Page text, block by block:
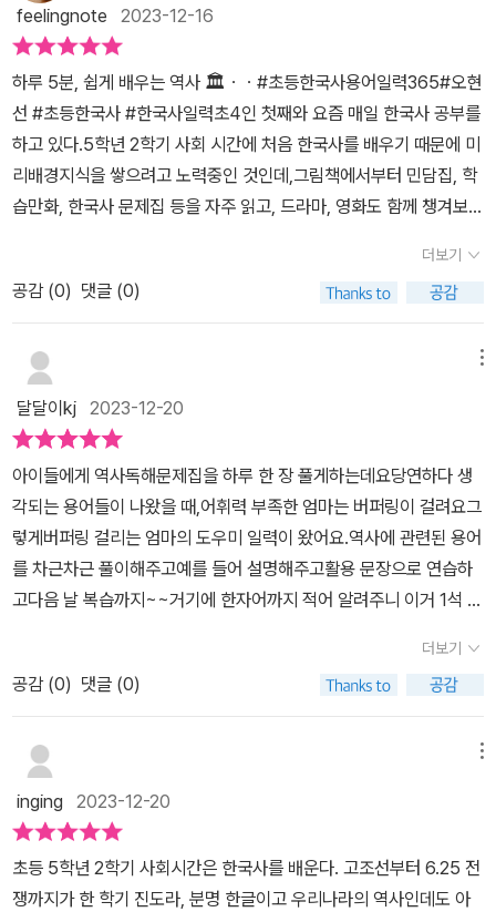
어보면 한국사의 전반적인 흐름을 알게 되는 것은 물론이고 좀 더 깊
이 있게 알게 될 것이다. 함께 들어있는 '한국사 연표'와 함께하면 한
국사의 흐름을 파악하기에 매우 용이하다. 교육부 지정 교과서 필수
용어로 한국사의 흐름을 읽어 낼 수 있기에 <초등 한국사 용어 365>
은 초등 역사 교육의 필수품이 될 것이다. 한국사를 배우기에 앞서 기
초를 탄탄히 하고 싶은 모든 분들께 추천하고 싶다. - 출판사로부터
책을 제공받아 솔직하게 작성된 서평입니다.
용어들이 정리되어 있는지 알려드릴게요.1월부터 12월까지 영양 가
득 건강한 밥상이 차려져있습니다.역사의 기초 용어와 선사시대부터
현재 대한민국까지 시대 흐름에 맞춰 담겨있어요.열두 달을 매일 한
장씩 공부하다 보면 한국사 용어가 어렵지 않게 느껴질 거예요. 기원
전 뜻을 이제야 알았어요.한국사가 저에게도 어려웠기에.. 기억나는
게 없더라고요.한국사 용어 일력을 통해 저도 함께 배워가고 있어
요. 기초 용어부터 익히고 싶다면 해당 월부터 봐도 된답니다.관심 있
는 분야 먼저 보고, 또 순서대로 봐도 된답니다.오늘부터 1일~ 지금부
터 시작하시면 됩니다. 용어 아래에는 한자가 있어 뜻을 풀이해 줍니
용탐방정보- 용어와 관련해서 탐방하기 좋은 곳.활용 문장- 용어를
어떻게 사용해야 하는지 알려줍니다. 그리고 재미있는 퀴즈! 어제 퀴
즈!어제 익힌 용어에 대한 문제가 나옵니다.전날에 익힌 용어가 바로
나오겠죠?생각나지 않을 땐 다시 앞장을 보면 됩니다. 한국사를 왜
배워야 하는지 아시나요?한국사는 우리 조상들이 살아왔던 이야기입
니다.우리가 현재 마주하는 문제, 앞으로 해결해 나가야 하는 문제를
해결하는 데도움을 주기에 중요합니다. '역사를 잊은 민족에게 미래
는 없다!'이 말을 기억하며 한국사를 알아갔으면 좋겠습니다. 초등 친
가 조금 더 편해집니다. 보면 볼수록 마음에 드는 일력입니다.매일 보
면서 한국사 용어 스며들게 하기!한국사 용어가 어려운 친구들에게
추천합니다. 부모님도 함께 보시면 더 좋겠지요?!^^ 아이들을 생각
하는 출판사!아이들을 위한 책을 펴내는 서사원 주니어 출판사의 도
서 지원으로 읽고 적은 솔직한 리뷰입니다.
feelingnote 2023-12-16
하루 5분, 쉽게 배우는 역사 🏛ㆍㆍ#초등한국사용어일력365#오현
선 #초등한국사 #한국사일력초4인 첫째와 요즘 매일 한국사 공부를
하고 있다.5학년 2학기 사회 시간에 처음 한국사를 배우기 때문에 미
리배경지식을 쌓으려고 노력중인 것인데,그림책에서부터 민담집, 학
습만화, 한국사 문제집 등을 자주 읽고, 드라마, 영화도 함께 챙겨보려
사 단원에 부담을 느끼지 않도록 하는게 목표지만, 쉽고 재미있게 접
근하는게 무엇보다 중요하단 생각이 들었다.그러나 한국사를 정~말
좋아하는 아이들이 아닌,대다수의 아이들은 어려운 용어의 장벽 앞에
크게 당황할 수밖에 없을 터.'엄마, '기원후'가 뭐야?' ''승하'는 무슨 뜻
시청하는 중이라 평소보다더 자주 역사 용어에 관한 질문을 했고,내
등에선 진땀이.. 😂📆하루 5분, 딱 1개씩! 23년차 독서 교사 라온오
쌤의 <초등 한국사 용어 일력 365>라면, 한국사 공부하는 동안 흥미
와 자신감을 갖는 데 도움이 될 것 같아서 무척 반가웠다. ☺️필수 한
국사 용어 365개가 수록된 일력으로 기초 용어,시대 용어, 한자의 뜻
과 음, 활용 예시,복습으로 풀어보는 '어제 퀴즈'의 구성이 탄탄하게
어휘를 익히게 해주었다. 눈에 쏙쏙 들어오는 선명한 색감과 글자도
마음에 들었다. 한 장씩 넘겨보는 쾌감도 일력의 매력!🔎특히 1월에
해당하는 '역사 기초 용어'들은 역사책을 읽는내내 자주 나오기에, 역
보이리란 생각이 든다.이런 좋은 일력이 루틴으로 자리잡으면 틈새시
간 활용,학습의 능률을 높여줄 것 같아서 기대감이 높다.단, 갖고싶은
일력이 자꾸 나와서 큰일이라는 점.. 🤣일력들로 쪼르르 줄세우는 와
중에 베스트로 추천드리고싶은 일력이었다!! ❤️-도서를 제공받아서
직접 읽고 주관적으로 쓴 리뷰입니다.
더보기
공감 (0) 댓글 (0)
달달이kj 2023-12-20
아이들에게 역사독해문제집을 하루 한 장 풀게하는데요당연하다 생
각되는 용어들이 나왔을 때,어휘력 부족한 엄마는 버퍼링이 걸려요그
렇게버퍼링 걸리는 엄마의 도우미 일력이 왔어요.역사에 관련된 용어
를 차근차근 풀이해주고예를 들어 설명해주고활용 문장으로 연습하
고다음 날 복습까지~~거기에 한자어까지 적어 알려주니 이거 1석 3
게 좋던데이 연표를 통해 아이들에게 선사시대부터 현재 대한민국에
이르기까지이야기 해 줄 수 있어 좋더라구요.바라옵건데🙏한국사와
더불어 세계사의 흐름도 일력으로 안될까한국사 연표 아래 세계사 연
표도 이어지면 안될까그리 생각해보며 올해는 좋은 일력에 또 좋은
일력이 더해져기분이 좋아요.아이들과 식탁에서 밥먹고 도란도란 이
야기 나누는 이 귀중한 시간에의미 있는 대화, 깊이 있는 대화가 이어
질거란설렘가득한 2024년.**도서지원받아 읽고 주관적으로 기록
해 봅니다.
더보기
공감 (0) 댓글 (0)
inging 2023-12-20
초등 5학년 2학기 사회시간은 한국사를 배운다. 고조선부터 6.25 전
쟁까지가 한 학기 진도라, 분명 한글이고 우리나라의 역사인데도 아